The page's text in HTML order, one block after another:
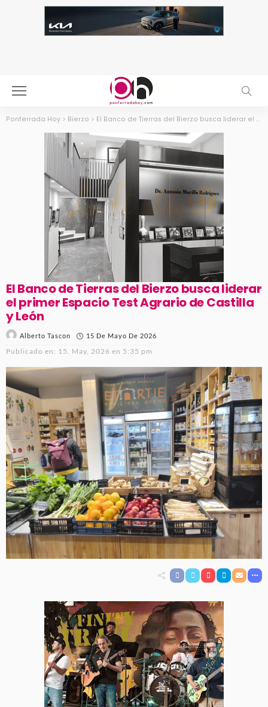
Ponferrada Hoy > Bierzo > El Banco de Tierras del Bierzo busca liderar el primer Espacio Test Agrario de Castilla y León
El Banco de Tierras del Bierzo busca liderar
el primer Espacio Test Agrario de Castilla
y León
Alberto Tascon 15 De Mayo De 2026
Publicado en: 15. May, 2026 en 5:35 pm